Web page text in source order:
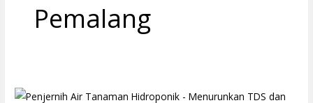
Pemalang
Penjernih